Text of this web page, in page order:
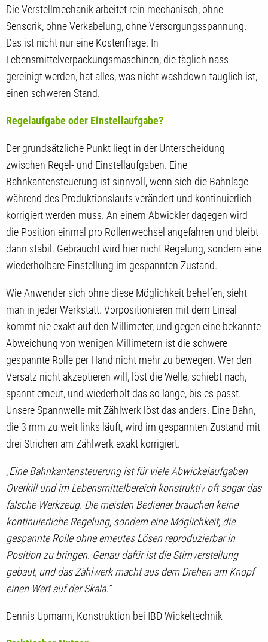
Die Verstellmechanik arbeitet rein mechanisch, ohne
Sensorik, ohne Verkabelung, ohne Versorgungsspannung.
Das ist nicht nur eine Kostenfrage. In
Lebensmittelverpackungsmaschinen, die täglich nass
gereinigt werden, hat alles, was nicht washdown-tauglich ist,
einen schweren Stand.
Regelaufgabe oder Einstellaufgabe?
Der grundsätzliche Punkt liegt in der Unterscheidung
zwischen Regel- und Einstellaufgaben. Eine
Bahnkantensteuerung ist sinnvoll, wenn sich die Bahnlage
während des Produktionslaufs verändert und kontinuierlich
korrigiert werden muss. An einem Abwickler dagegen wird
die Position einmal pro Rollenwechsel angefahren und bleibt
dann stabil. Gebraucht wird hier nicht Regelung, sondern eine
wiederholbare Einstellung im gespannten Zustand.
Wie Anwender sich ohne diese Möglichkeit behelfen, sieht
man in jeder Werkstatt. Vorpositionieren mit dem Lineal
kommt nie exakt auf den Millimeter, und gegen eine bekannte
Abweichung von wenigen Millimetern ist die schwere
gespannte Rolle per Hand nicht mehr zu bewegen. Wer den
Versatz nicht akzeptieren will, löst die Welle, schiebt nach,
spannt erneut, und wiederholt das so lange, bis es passt.
Unsere Spannwelle mit Zählwerk löst das anders. Eine Bahn,
die 3 mm zu weit links läuft, wird im gespannten Zustand mit
drei Strichen am Zählwerk exakt korrigiert.
„Eine Bahnkantensteuerung ist für viele Abwickelaufgaben
Overkill und im Lebensmittelbereich konstruktiv oft sogar das
falsche Werkzeug. Die meisten Bediener brauchen keine
kontinuierliche Regelung, sondern eine Möglichkeit, die
gespannte Rolle ohne erneutes Lösen reproduzierbar in
Position zu bringen. Genau dafür ist die Stirnverstellung
gebaut, und das Zählwerk macht aus dem Drehen am Knopf
einen Wert auf der Skala.“
Dennis Upmann, Konstruktion bei IBD Wickeltechnik